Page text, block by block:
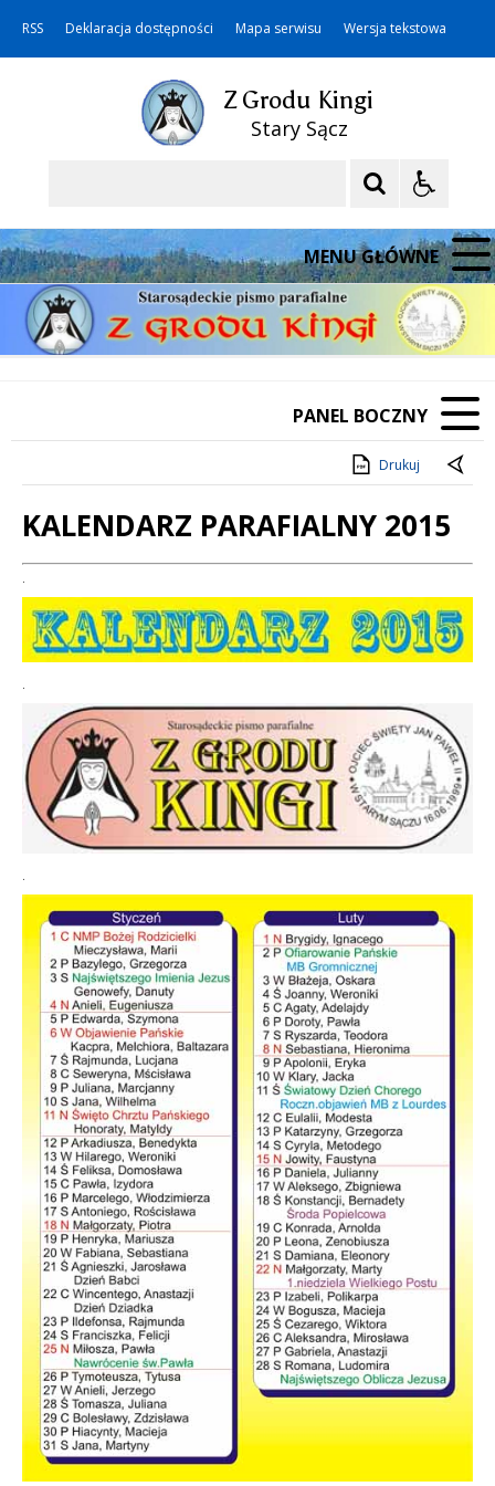
RSS Deklaracja dostępności Mapa serwisu Wersja tekstowa
Z Grodu Kingi
Stary Sącz
MENU GŁÓWNE
PANEL BOCZNY
Drukuj
KALENDARZ PARAFIALNY 2015
Treść
.
.